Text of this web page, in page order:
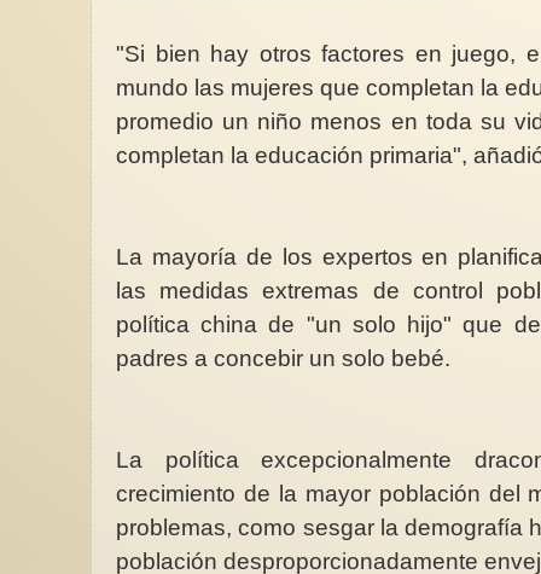
"Si bien hay otros factores en juego,
mundo las mujeres que completan la
promedio un niño menos en toda su
completan la educación primaria",
La mayoría de los expertos en
las medidas extremas de control
política china de "un solo hijo" que
padres a concebir un solo bebé.
La política excepcionalmente
crecimiento de la mayor población del
problemas, como sesgar la demografía
población desproporcionadamente